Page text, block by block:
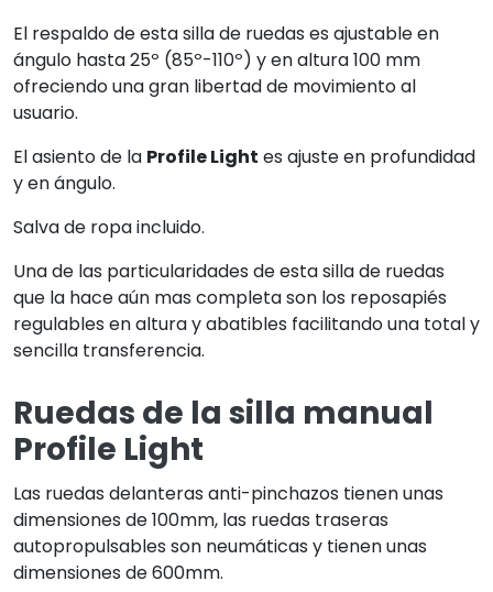
El respaldo de esta silla de ruedas es ajustable en
ángulo hasta 25º (85º-110º) y en altura 100 mm
ofreciendo una gran libertad de movimiento al
usuario.
El asiento de la Profile Light es ajuste en profundidad
y en ángulo.
Salva de ropa incluido.
Una de las particularidades de esta silla de ruedas
que la hace aún mas completa son los reposapiés
regulables en altura y abatibles facilitando una total y
sencilla transferencia.
Ruedas de la silla manual
Profile Light
Las ruedas delanteras anti-pinchazos tienen unas
dimensiones de 100mm, las ruedas traseras
autopropulsables son neumáticas y tienen unas
dimensiones de 600mm.